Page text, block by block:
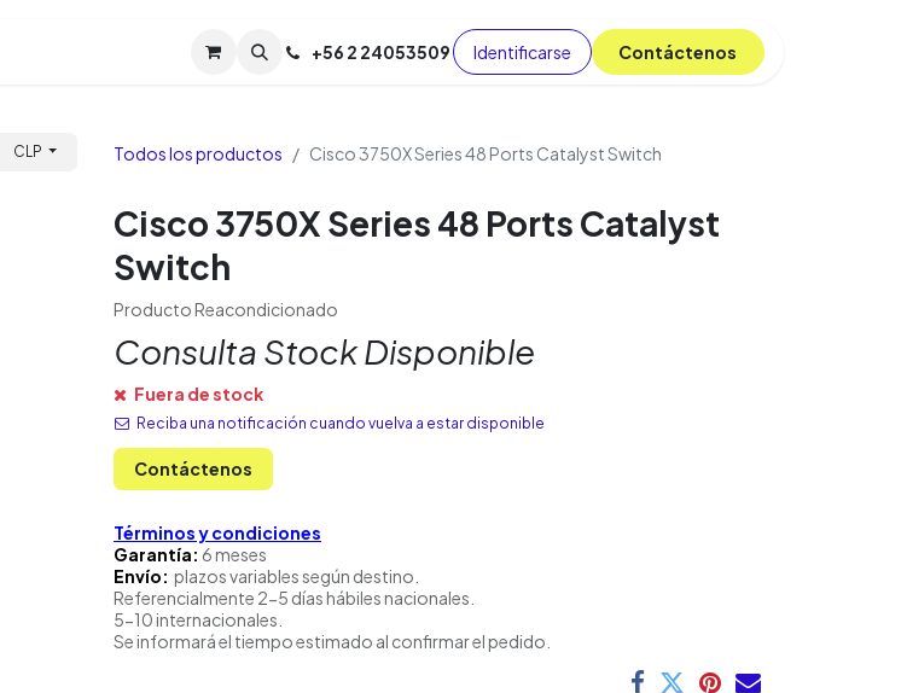
Soporte TPM (CL) Tienda Cursos Blog
+56 2 24053509 Identificarse C​​​​ont​​​​áct​​​​​​en​​​​​​os
CLP Todos los productos Cisco 3750X Series 48 Ports Catalyst Switch
Cisco 3750X Series 48 Ports Catalyst
Switch
Producto Reacondicionado
Consulta Stock Disponible
Fuera de stock
Reciba una notificación cuando vuelva a estar disponible
Contáctenos
Términos y condiciones
Garantía: 6 meses
Envío: plazos variables según destino.
Referencialmente 2-5 días hábiles nacionales.
5-10 internacionales.
Se informará el tiempo estimado al confirmar el pedido.